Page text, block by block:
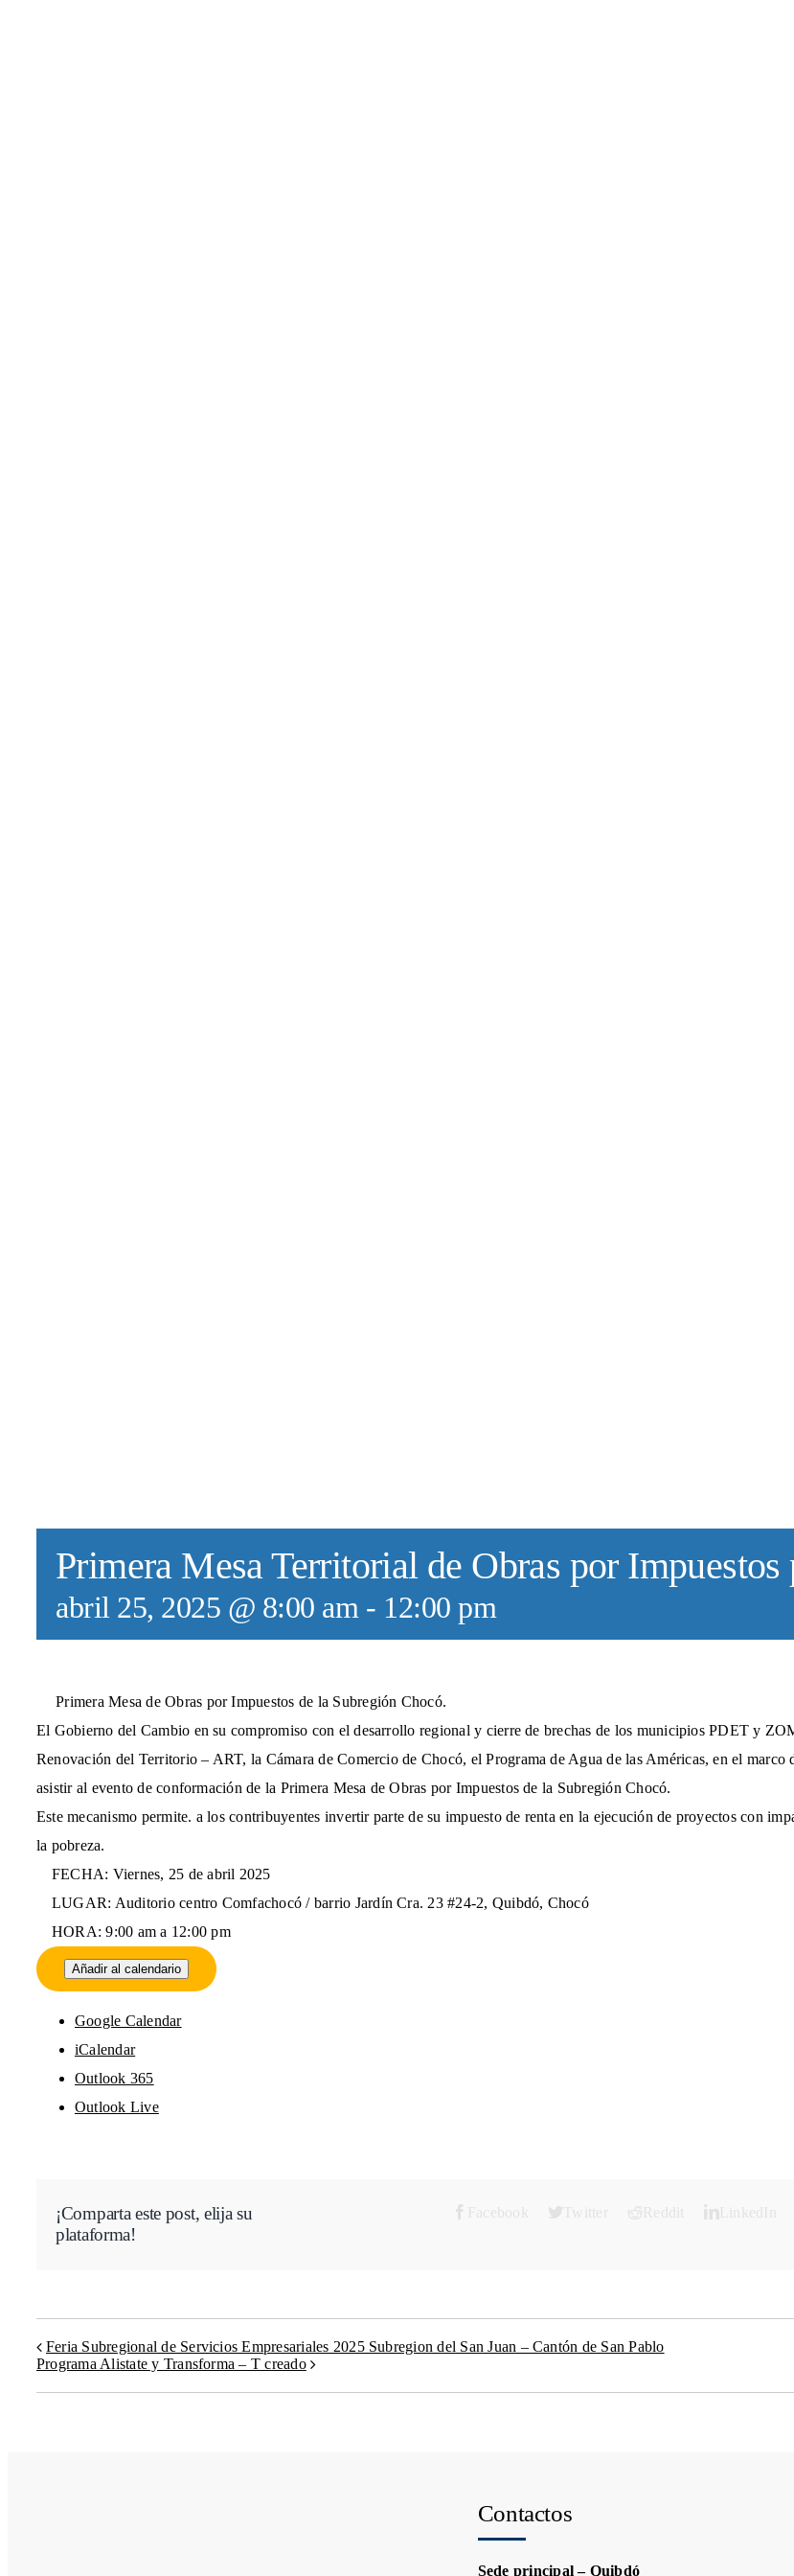
Primera Mesa Territorial de Obras por
abril 25, 2025 @ 8:00 am - 12:00 pm
Primera Mesa de Obras por Impuestos de la Subregión Chocó.
El Gobierno del Cambio en su compromiso con el desarrollo regional y cierre de brechas de los municipios PDET y
Renovación del Territorio – ART, la Cámara de Comercio de Chocó, el Programa de Agua de las Américas, en el
asistir al evento de conformación de la Primera Mesa de Obras por Impuestos de la Subregión Chocó.
Este mecanismo permite. a los contribuyentes invertir parte de su impuesto de renta en la ejecución de proyectos con
la pobreza.
FECHA: Viernes, 25 de abril 2025
LUGAR: Auditorio centro Comfachocó / barrio Jardín Cra. 23 #24-2, Quibdó, Chocó
HORA: 9:00 am a 12:00 pm
Añadir al calendario
Google Calendar
iCalendar
Outlook 365
Outlook Live
¡Comparta este post, elija su
plataforma!
Feria Subregional de Servicios Empresariales 2025 Subregion del San Juan – Cantón de San Pablo
Programa Alistate y Transforma – T creado
Contactos
Sede principal – Quibdó